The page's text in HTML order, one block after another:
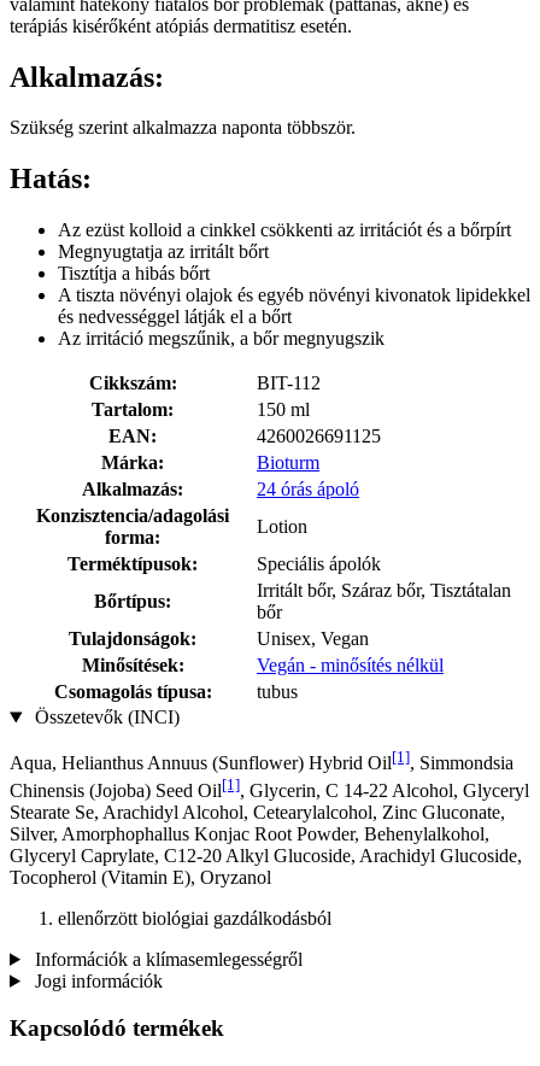
terápiás kisérőként atópiás dermatitisz esetén.
Alkalmazás:
Szükség szerint alkalmazza naponta többször.
Hatás:
Az ezüst kolloid a cinkkel csökkenti az irritációt és a bőrpírt
Megnyugtatja az irritált bőrt
Tisztítja a hibás bőrt
A tiszta növényi olajok és egyéb növényi kivonatok lipidekkel
és nedvességgel látják el a bőrt
Az irritáció megszűnik, a bőr megnyugszik
Cikkszám:
BIT-112
Tartalom:
150 ml
EAN:
4260026691125
Márka:
Bioturm
Alkalmazás:
24 órás ápoló
Konzisztencia/adagolási
forma:
Lotion
Terméktípusok:
Speciális ápolók
Bőrtípus:
Irritált bőr, Száraz bőr, Tisztátalan
bőr
Tulajdonságok:
Unisex, Vegan
Minősítések:
Vegán - minősítés nélkül
Csomagolás típusa:
tubus
Összetevők (INCI)
Aqua, Helianthus Annuus (Sunflower) Hybrid Oil[1], Simmondsia
Chinensis (Jojoba) Seed Oil[1], Glycerin, C 14-22 Alcohol, Glyceryl
Stearate Se, Arachidyl Alcohol, Cetearylalcohol, Zinc Gluconate,
Silver, Amorphophallus Konjac Root Powder, Behenylalkohol,
Glyceryl Caprylate, C12-20 Alkyl Glucoside, Arachidyl Glucoside,
Tocopherol (Vitamin E), Oryzanol
ellenőrzött biológiai gazdálkodásból
Információk a klímasemlegességről
Jogi információk
Kapcsolódó termékek